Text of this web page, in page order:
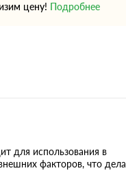
цену! Подробнее
для использования в
факторов, что